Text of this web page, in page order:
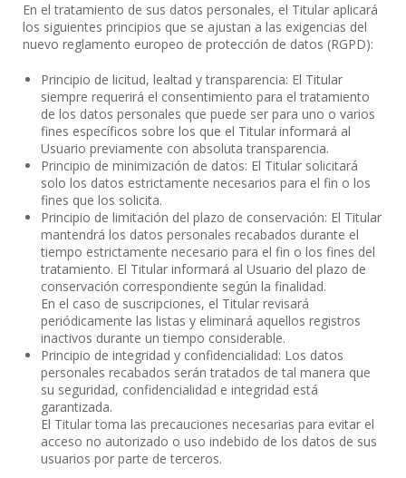
En el tratamiento de sus datos personales, el Titular aplicará
los siguientes principios que se ajustan a las exigencias del
nuevo reglamento europeo de protección de datos (RGPD):
Principio de licitud, lealtad y transparencia: El Titular
siempre requerirá el consentimiento para el tratamiento
de los datos personales que puede ser para uno o varios
fines específicos sobre los que el Titular informará al
Usuario previamente con absoluta transparencia.
Principio de minimización de datos: El Titular solicitará
solo los datos estrictamente necesarios para el fin o los
fines que los solicita.
Principio de limitación del plazo de conservación: El Titular
mantendrá los datos personales recabados durante el
tiempo estrictamente necesario para el fin o los fines del
tratamiento. El Titular informará al Usuario del plazo de
conservación correspondiente según la finalidad.
En el caso de suscripciones, el Titular revisará
periódicamente las listas y eliminará aquellos registros
inactivos durante un tiempo considerable.
Principio de integridad y confidencialidad: Los datos
personales recabados serán tratados de tal manera que
su seguridad, confidencialidad e integridad está
garantizada.
El Titular toma las precauciones necesarias para evitar el
acceso no autorizado o uso indebido de los datos de sus
usuarios por parte de terceros.